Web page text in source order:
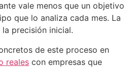
vale menos que un objetivo
que lo analiza cada mes. La
precisión inicial.
de este proceso en
reales con empresas que